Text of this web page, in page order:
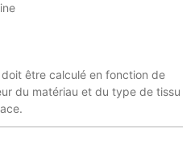
être calculé en fonction de
du matériau et du type de tissu